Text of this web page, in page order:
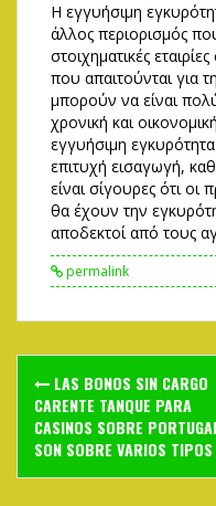
Η εγγυήσιμη
άλλος περιορισμός
στοιχηματικές
που απαιτούνται για
μπορούν να είναι
χρονική και
εγγυήσιμη εγκυρότητα
επιτυχή εισαγωγή,
είναι σίγουρες ότι οι
θα έχουν την
αποδεκτοί από τους
permalink
Post
navigation
LAS BONOS SIN CARGO
CARENTE TANQUE PARA
CASINOS SOBRE
SON SOBRE VARIOS TIPOS